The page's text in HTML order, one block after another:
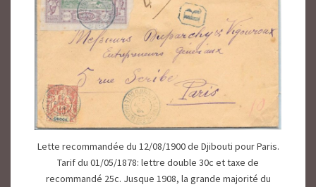
Lette recommandée du 12/08/1900 de Djibouti pour Paris.
Tarif du 01/05/1878: lettre double 30c et taxe de
recommandé 25c. Jusque 1908, la grande majorité du